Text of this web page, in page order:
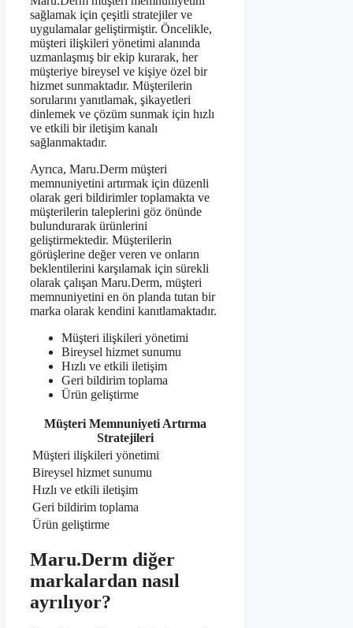
sağlamak için çeşitli stratejiler ve
uygulamalar geliştirmiştir. Öncelikle,
müşteri ilişkileri yönetimi alanında
uzmanlaşmış bir ekip kurarak, her
müşteriye bireysel ve kişiye özel bir
hizmet sunmaktadır. Müşterilerin
sorularını yanıtlamak, şikayetleri
dinlemek ve çözüm sunmak için hızlı
ve etkili bir iletişim kanalı
sağlanmaktadır.
Ayrıca, Maru.Derm müşteri
memnuniyetini artırmak için düzenli
olarak geri bildirimler toplamakta ve
müşterilerin taleplerini göz önünde
bulundurarak ürünlerini
geliştirmektedir. Müşterilerin
görüşlerine değer veren ve onların
beklentilerini karşılamak için sürekli
olarak çalışan Maru.Derm, müşteri
memnuniyetini en ön planda tutan bir
marka olarak kendini kanıtlamaktadır.
Müşteri ilişkileri yönetimi
Bireysel hizmet sunumu
Hızlı ve etkili iletişim
Geri bildirim toplama
Ürün geliştirme
Müşteri Memnuniyeti Artırma
Stratejileri
Müşteri ilişkileri yönetimi
Bireysel hizmet sunumu
Hızlı ve etkili iletişim
Geri bildirim toplama
Ürün geliştirme
Maru.Derm diğer
markalardan nasıl
ayrılıyor?